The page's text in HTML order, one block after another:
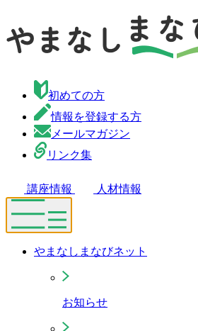
初めての方
情報を登録する方
メールマガジン
リンク集
講座情報 人材情報
やまなしまなびネット
お知らせ